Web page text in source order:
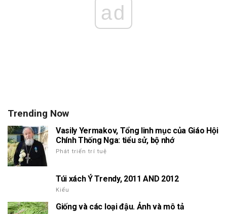
ad
Trending Now
Vasily Yermakov, Tổng linh mục của Giáo Hội
Chính Thống Nga: tiểu sử, bộ nhớ
Phát triển trí tuệ
Túi xách Ý Trendy, 2011 AND 2012
Kiểu
Giống và các loại đậu. Ảnh và mô tả